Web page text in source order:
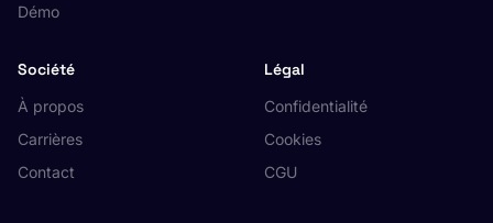
Démo
Société
À propos
Carrières
Contact
Légal
Confidentialité
Cookies
CGU